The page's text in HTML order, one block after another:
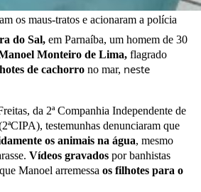
os maus-tratos e acionaram a polícia
do Sal, em Parnaíba, um homem de 30
Monteiro de Lima, flagrado
de cachorro no mar, neste
da 2ª Companhia Independente de
testemunhas denunciaram que
os animais na água, mesmo
Vídeos gravados por banhistas
Manoel arremessa os filhotes para o